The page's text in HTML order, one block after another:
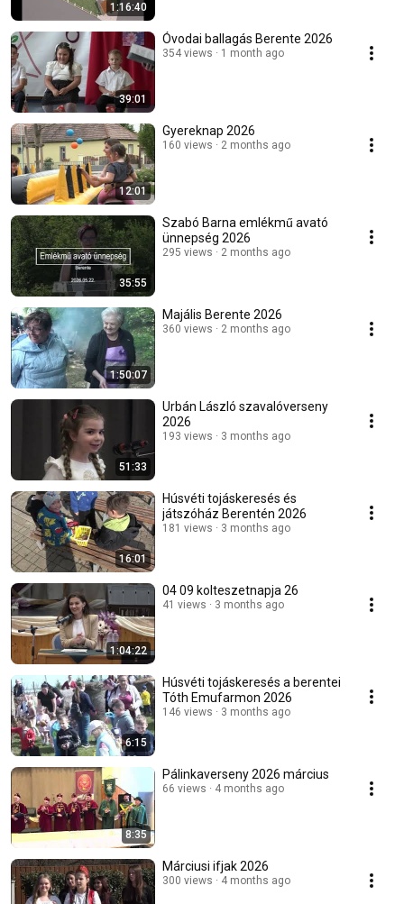
1:16:40
39:01
Óvodai ballagás Berente 2026
354 views 1 month ago
12:01
Gyereknap 2026
160 views 2 months ago
35:55
Szabó Barna emlékmű avató
ünnepség 2026
295 views 2 months ago
1:50:07
Majális Berente 2026
360 views 2 months ago
51:33
Urbán László szavalóverseny
2026
193 views 3 months ago
16:01
Húsvéti tojáskeresés és
játszóház Berentén 2026
181 views 3 months ago
1:04:22
04 09 kolteszetnapja 26
41 views 3 months ago
6:15
Húsvéti tojáskeresés a berentei
Tóth Emufarmon 2026
146 views 3 months ago
8:35
Pálinkaverseny 2026 március
66 views 4 months ago
Márciusi ifjak 2026
300 views 4 months ago